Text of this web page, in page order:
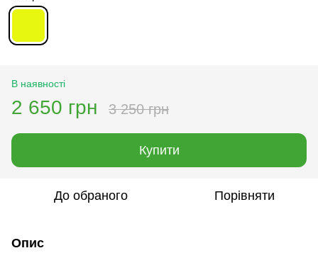
В наявності
2 650 грн 3 250 грн
Купити
До обраного Порівняти
Опис